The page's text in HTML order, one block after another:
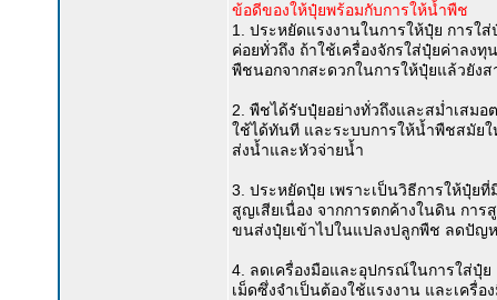
ข้อดีของให้ปุ๋ยพร้อมกับการให้น้ำพืช
1. ประหยัดแรงงานในการให้ปุ๋ย การใ
ค่อยทั่วถึง ถ้าใช้เครื่องจักรใส่ปุ๋ยค่าลง
พืชนอกจากสะดวกในการให้ปุ๋ยแล้วยัง
2. พืชได้รับปุ๋ยอย่างทั่วถึงและสม่ำเสม
ใช้ได้ทันที และระบบการให้น้ำพืชสมัย
ส่งน้ำและหัวจ่ายน้ำ
3. ประหยัดปุ๋ย เพราะเป็นวิธีการให้ปุ๋ย
สูญเสียเนื่อง จากการตกค้างในดิน การ
ขนส่งปุ๋ยเข้าไปในแปลงปลูกพืช ลดปัญ
4. ลดเครื่องมือและอุปกรณ์ในการใส่ปุ๋
เม็ดซึ่งจำเป็นต้องใช้แรงงาน และเครื่